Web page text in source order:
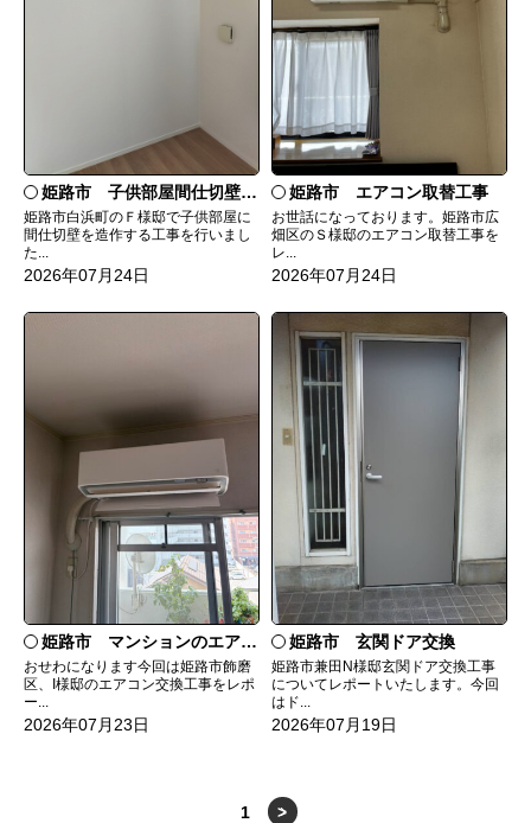
姫路市 子供部屋間仕切壁造作
姫路市白浜町のＦ様邸で子供部屋に
間仕切壁を造作する工事を行いまし
た...
2026年07月24日
姫路市 エアコン取替工事
お世話になっております。姫路市広
畑区のＳ様邸のエアコン取替工事を
レ...
2026年07月24日
姫路市 マンションのエアコンをダイキンRXへ交換
おせわになります今回は姫路市飾磨
区、I様邸のエアコン交換工事をレポ
ー...
2026年07月23日
姫路市 玄関ドア交換
姫路市兼田N様邸玄関ドア交換工事
についてレポートいたします。今回
はド...
2026年07月19日
1 >